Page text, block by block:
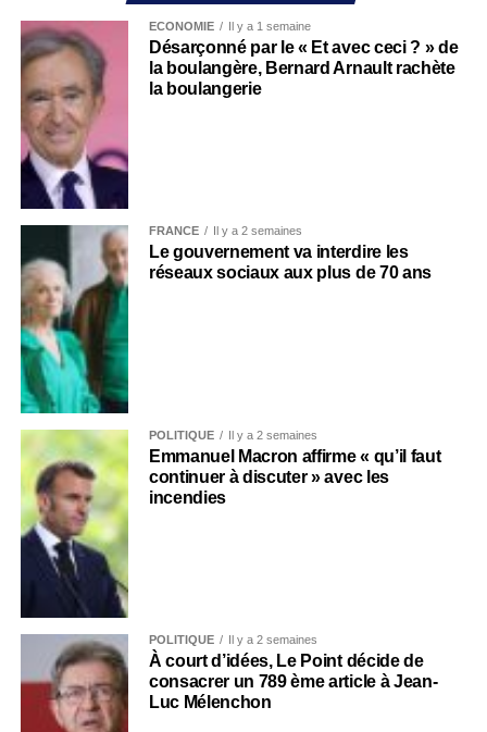
ECONOMIE Il y a 1 semaine
Désarçonné par le « Et avec ceci ? » de
la boulangère, Bernard Arnault rachète
la boulangerie
FRANCE Il y a 2 semaines
Le gouvernement va interdire les
réseaux sociaux aux plus de 70 ans
POLITIQUE Il y a 2 semaines
Emmanuel Macron affirme « qu’il faut
continuer à discuter » avec les
incendies
POLITIQUE Il y a 2 semaines
À court d’idées, Le Point décide de
consacrer un 789 ème article à Jean-
Luc Mélenchon